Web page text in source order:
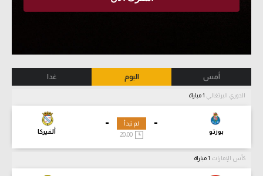
أمس اليوم غدا
الدوري البرتغالي
-
بورتو
-
ألفيركا
لم تبدأ
كأس الإمارات